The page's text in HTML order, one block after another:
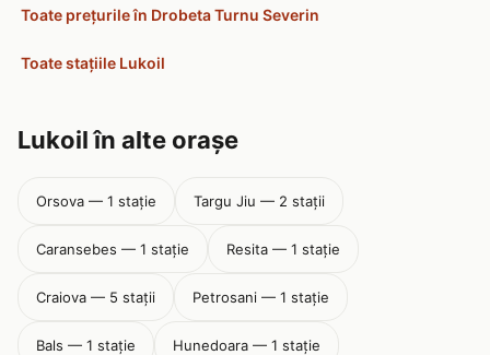
Toate prețurile în Drobeta Turnu Severin
Toate stațiile Lukoil
Lukoil în alte orașe
Orsova — 1 stație Targu Jiu — 2 stații
Caransebes — 1 stație Resita — 1 stație
Craiova — 5 stații Petrosani — 1 stație
Bals — 1 stație Hunedoara — 1 stație